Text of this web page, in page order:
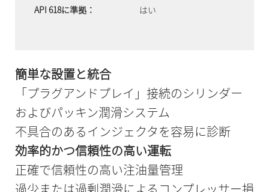
API 618に準拠： はい
簡単な設置と統合
「プラグアンドプレイ」接続のシリンダー
およびパッキン潤滑システム
不具合のあるインジェクタを容易に診断
効率的かつ信頼性の高い運転
正確で信頼性の高い注油量管理